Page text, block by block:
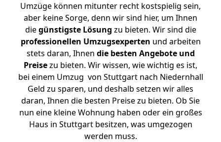
Umzüge können mitunter recht kostspielig sein,
aber keine Sorge, denn wir sind hier, um Ihnen
diegünstigste Lösung zu bieten. Wir sind die
professionellen Umzugsexperten und arbeiten
stets daran, Ihnen die besten Angebote und
Preisezu bieten. Wir wissen, wie wichtig es ist,
bei einem Umzug von Stuttgart nach Niedernhall
Geld zu sparen, und deshalb setzen wir alles
daran, Ihnen die besten Preise zu bieten. Ob Sie
nun eine kleine Wohnung haben oder ein großes
Haus in Stuttgart besitzen, was umgezogen
werden muss.